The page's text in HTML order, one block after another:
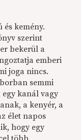
és kemény.
szerint
bekerül a
emberi
joga nincs.
semmi
kanál vagy
a kenyér, a
élet napos
hogy egy